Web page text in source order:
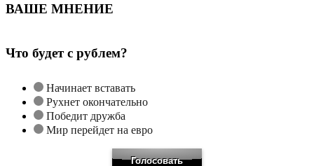
ВАШЕ МНЕНИЕ
Что будет с рублем?
Начинает вставать
Рухнет окончательно
Победит дружба
Мир перейдет на евро